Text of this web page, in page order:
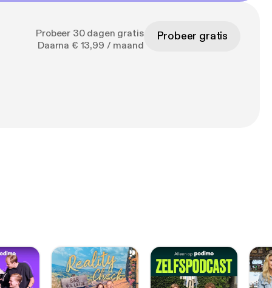
Probeer 30 dagen gratis
Daarna € 13,99 / maand
Probeer gratis